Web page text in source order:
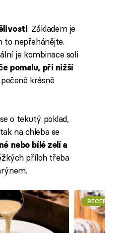
. Základem je
to nepřehánějte.
je kombinace soli
pomalu, při nižší
krásně
o tekutý poklad,
na chleba se
nebo bílé zelí a
příloh třeba
RECEPTY